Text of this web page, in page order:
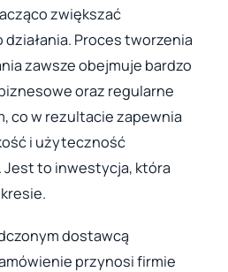
zwiększać
Proces tworzenia
zawsze obejmuje bardzo
oraz regularne
co w rezultacie zapewnia
i użyteczność
to inwestycja, która
dostawcą
przynosi firmie